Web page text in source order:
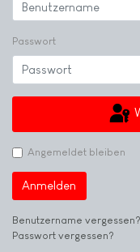
Passwort
Angemeldet bleiben
Anmelden
Benutzername vergessen?
Passwort vergessen?